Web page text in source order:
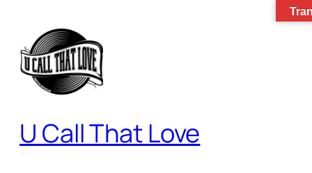
treści
U Call That Love